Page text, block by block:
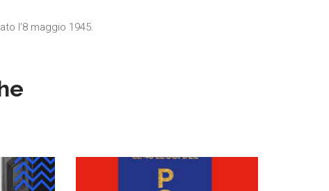
l’8 maggio 1945.